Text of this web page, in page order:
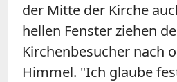
der Mitte der Kirche
hellen Fenster ziehen
Kirchenbesucher nach
Himmel. "Ich glaube